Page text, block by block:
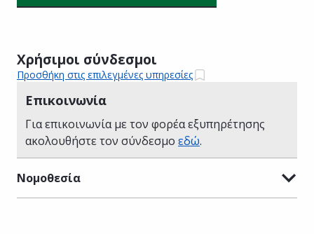
Χρήσιμοι σύνδεσμοι
Προσθήκη στις επιλεγμένες υπηρεσίες
Επικοινωνία
Για επικοινωνία με τον φορέα εξυπηρέτησης
ακολουθήστε τον σύνδεσμο εδώ.
Νομοθεσία